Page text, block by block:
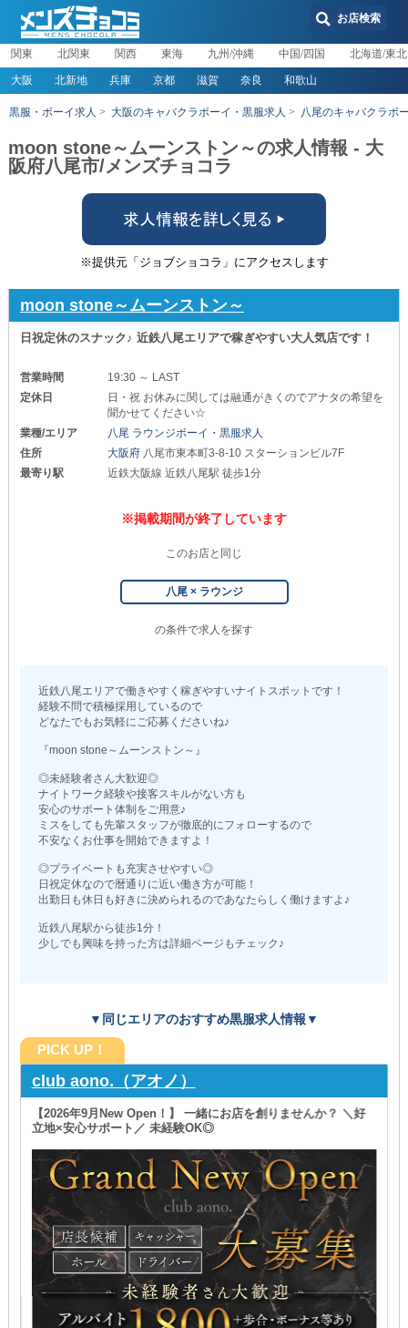
お店検索
関東 北関東 関西 東海 九州/沖縄 中国/四国 北海道/東北
大阪 北新地 兵庫 京都 滋賀 奈良 和歌山
黒服・ボーイ求人 大阪のキャバクラボーイ・黒服求人 八尾のキャバクラボ
moon stone～ムーンストン～の求人情報 - 大
阪府八尾市/メンズチョコラ
※提供元「ジョブショコラ」にアクセスします
moon stone～ムーンストン～
日祝定休のスナック♪ 近鉄八尾エリアで稼ぎやすい大人気店です！
営業時間
19:30 ～ LAST
定休日
日・祝 お休みに関しては融通がきくのでアナタの希望を
聞かせてください☆
業種/エリア
八尾 ラウンジボーイ・黒服求人
住所
大阪府 八尾市東本町3-8-10 スターションビル7F
最寄り駅
近鉄大阪線 近鉄八尾駅 徒歩1分
※掲載期間が終了しています
このお店と同じ
八尾 × ラウンジ
の条件で求人を探す
近鉄八尾エリアで働きやすく稼ぎやすいナイトスポットです！
経験不問で積極採用しているので
どなたでもお気軽にご応募くださいね♪
『moon stone～ムーンストン～』
◎未経験者さん大歓迎◎
ナイトワーク経験や接客スキルがない方も
安心のサポート体制をご用意♪
ミスをしても先輩スタッフが徹底的にフォローするので
不安なくお仕事を開始できますよ！
◎プライベートも充実させやすい◎
日祝定休なので暦通りに近い働き方が可能！
出勤日も休日も好きに決められるのであなたらしく働けますよ♪
近鉄八尾駅から徒歩1分！
少しでも興味を持った方は詳細ページもチェック♪
▼同じエリアのおすすめ黒服求人情報▼
PICK UP！
club aono.（アオノ）
【2026年9月New Open！】 一緒にお店を創りませんか？ ＼好
立地×安心サポート／ 未経験OK◎